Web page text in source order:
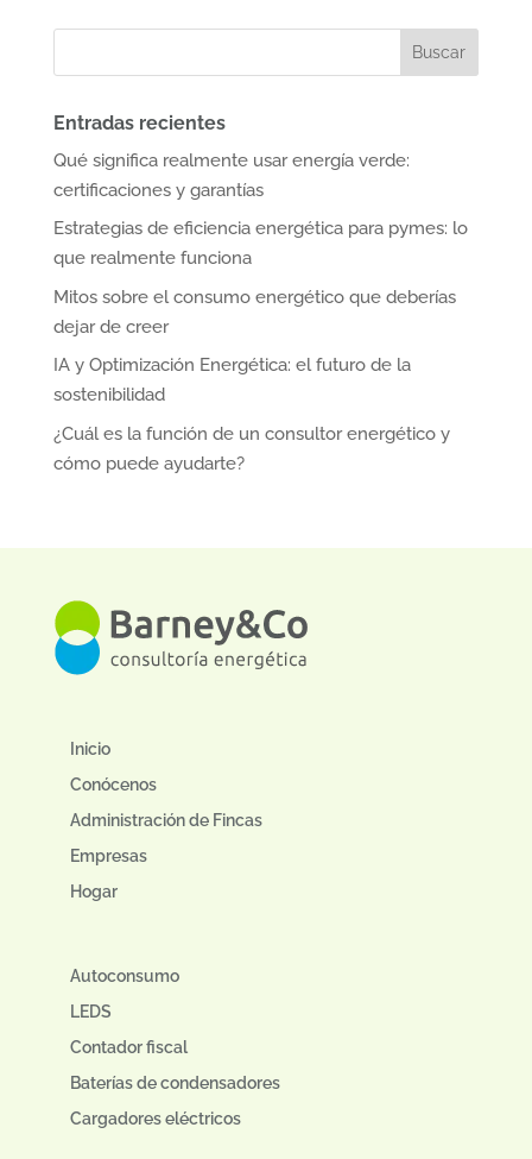
Entradas recientes
Qué significa realmente usar energía verde:
certificaciones y garantías
Estrategias de eficiencia energética para pymes: lo
que realmente funciona
Mitos sobre el consumo energético que deberías
dejar de creer
IA y Optimización Energética: el futuro de la
sostenibilidad
¿Cuál es la función de un consultor energético y
cómo puede ayudarte?
Inicio
Conócenos
Administración de Fincas
Empresas
Hogar
Autoconsumo
LEDS
Contador fiscal
Baterías de condensadores
Cargadores eléctricos